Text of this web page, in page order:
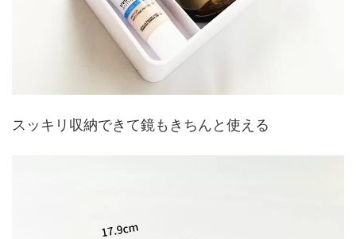
スッキリ収納できて鏡もきちんと使える